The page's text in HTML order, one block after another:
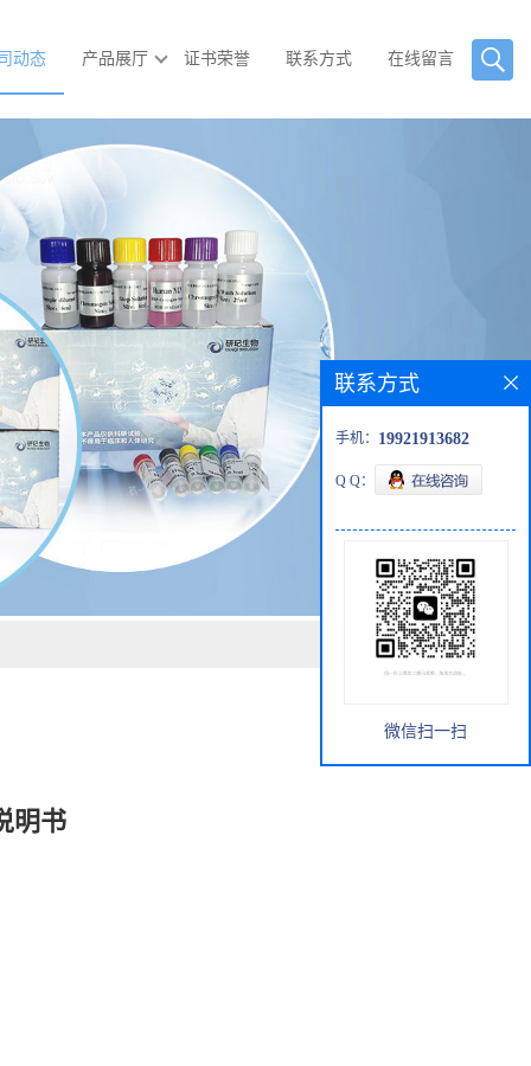
动态 产品展厅 证书荣誉 联系方式 在线留言
明书
联系方式
手机： 19921913682
Q Q：
微信扫一扫